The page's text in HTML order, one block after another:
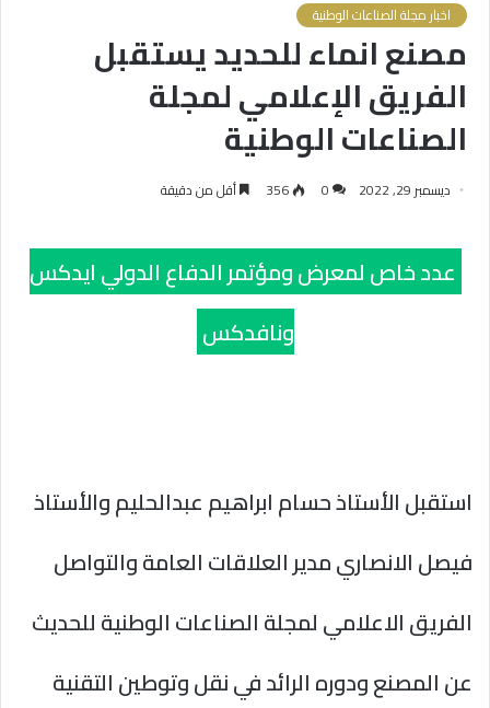
اخبار مجلة الصناعات الوطنية
مصنع انماء للحديد يستقبل
الفريق الإعلامي لمجلة
الصناعات الوطنية
ديسمبر 29, 2022 0
356 أقل من دقيقة
عدد خاص لمعرض ومؤتمر الدفاع الدولي ايدكس
ونافدكس
استقبل الأستاذ حسام ابراهيم عبدالحليم والأستاذ
فيصل الانصاري مدير العلاقات العامة والتواصل
الفريق الاعلامي لمجلة الصناعات الوطنية للحديث
عن المصنع ودوره الرائد في نقل وتوطين التقنية